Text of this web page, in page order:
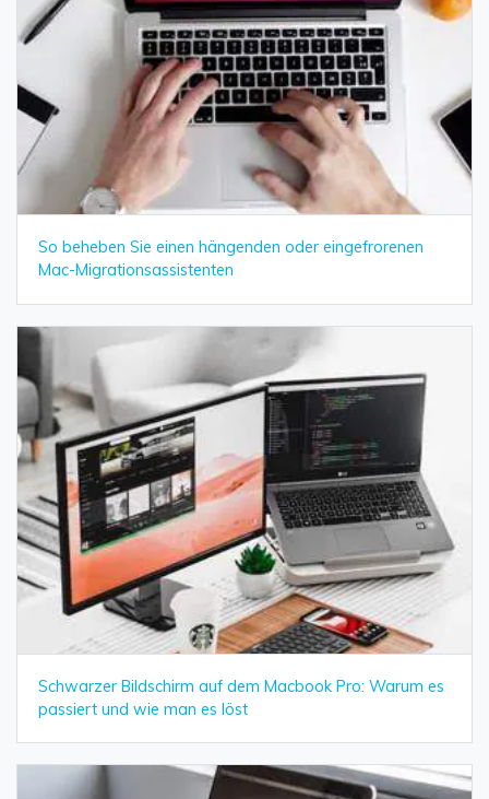
So beheben Sie einen hängenden oder eingefrorenen
Mac-Migrationsassistenten
Schwarzer Bildschirm auf dem Macbook Pro: Warum es
passiert und wie man es löst